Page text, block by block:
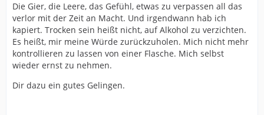
Die Gier, die Leere, das Gefühl, etwas zu verpassen all das
verlor mit der Zeit an Macht. Und irgendwann hab ich
kapiert. Trocken sein heißt nicht, auf Alkohol zu verzichten.
Es heißt, mir meine Würde zurückzuholen. Mich nicht mehr
kontrollieren zu lassen von einer Flasche. Mich selbst
wieder ernst zu nehmen.
Dir dazu ein gutes Gelingen.